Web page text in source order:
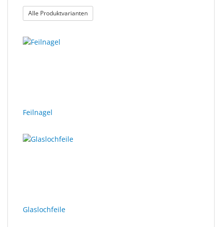
Alle Produktvarianten: Feilenheft
Feilnagel
Glaslochfeile